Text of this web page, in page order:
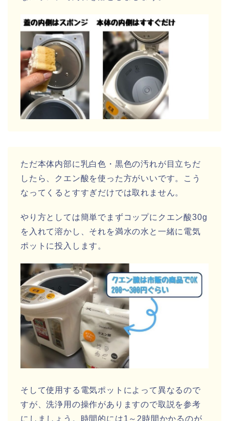
ただ本体内部に乳白色・黒色の汚れが目立ちだ
したら、クエン酸を使った方がいいです。こう
なってくるとすすぎだけでは取れません。
やり方としては簡単でまずコップにクエン酸30g
を入れて溶かし、それを満水の水と一緒に電気
ポットに投入します。
そして使用する電気ポットによって異なるので
すが、洗浄用の操作がありますので取説を参考
にしましょう。時間的には1～2時間かかるのが